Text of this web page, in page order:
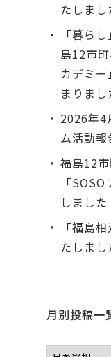
たしまし
「暮ら
島12市
カデミ
まりまし
2026年4
ム活動
福島12
「
しました
「福島
たしまし
月別投稿一